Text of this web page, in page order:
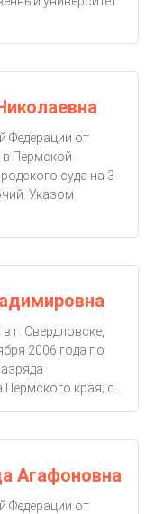
Федерации от
в Пермской
суда на 3-
Указом
г. Свердловске,
2006 года по
края; с...
Агафоновна
Федерации от